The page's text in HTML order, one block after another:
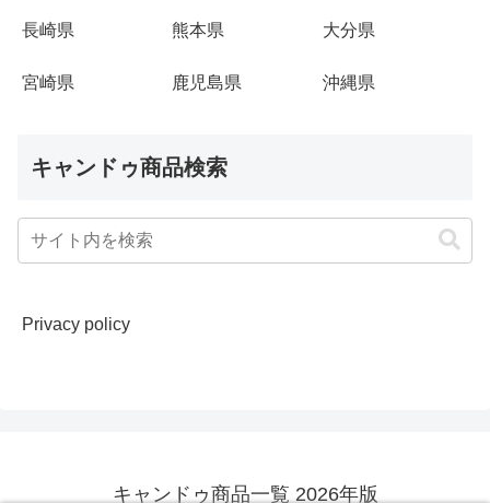
長崎県 熊本県 大分県
宮崎県 鹿児島県 沖縄県
キャンドゥ商品検索
Privacy policy
キャンドゥ商品一覧 2026年版